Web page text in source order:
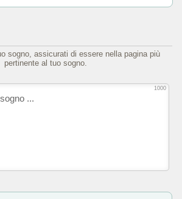
sogno, assicurati di essere nella pagina più
pertinente al tuo sogno.
1000